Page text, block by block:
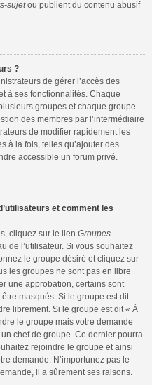
sujetou publient du contenu abusif
?
de gérer l’accès des
à ses fonctionnalités. Chaque
groupes et chaque groupe
des membres par l’intermédiaire
de modifier rapidement les
à la fois, telles qu’ajouter des
accessible un forum privé.
et comment les
cliquez sur le lien Groupes
de l’utilisateur. Si vous souhaitez
le groupe désiré et cliquez sur
les groupes ne sont pas en libre
une approbation, certains sont
masqués. Si le groupe est dit
librement. Si le groupe est dit « À
le groupe mais votre demande
chef de groupe. Ce dernier pourra
rejoindre le groupe et ainsi
demande. N’importunez pas le
il a sûrement ses raisons.